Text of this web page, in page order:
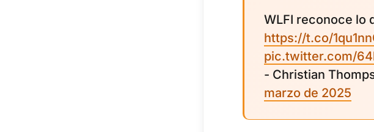
WLFI reconoce lo
https://t.co/
pic.twitter.com/
- Christian
marzo de 2025